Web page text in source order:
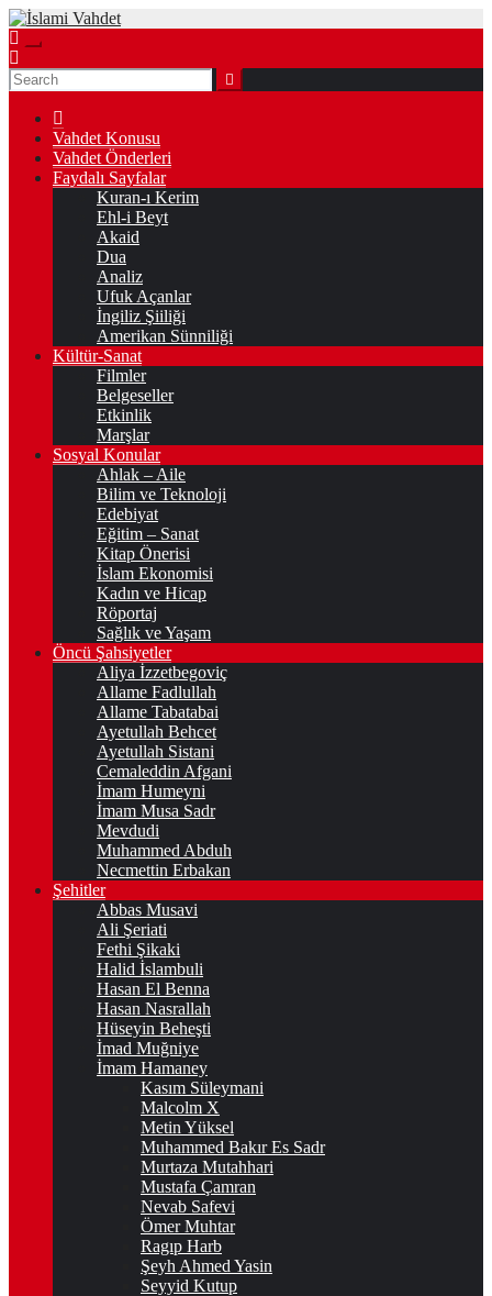
Skip
to
content
Vahdet Konusu
Vahdet Önderleri
Faydalı Sayfalar
Kuran-ı Kerim
Ehl-i Beyt
Akaid
Dua
Analiz
Ufuk Açanlar
İngiliz Şiiliği
Amerikan Sünniliği
Kültür-Sanat
Filmler
Belgeseller
Etkinlik
Marşlar
Sosyal Konular
Ahlak – Aile
Bilim ve Teknoloji
Edebiyat
Eğitim – Sanat
Kitap Önerisi
İslam Ekonomisi
Kadın ve Hicap
Röportaj
Sağlık ve Yaşam
Öncü Şahsiyetler
Aliya İzzetbegoviç
Allame Fadlullah
Allame Tabatabai
Ayetullah Behcet
Ayetullah Sistani
Cemaleddin Afgani
İmam Humeyni
İmam Musa Sadr
Mevdudi
Muhammed Abduh
Necmettin Erbakan
Şehitler
Abbas Musavi
Ali Şeriati
Fethi Şikaki
Halid İslambuli
Hasan El Benna
Hasan Nasrallah
Hüseyin Beheşti
İmad Muğniye
İmam Hamaney
Kasım Süleymani
Malcolm X
Metin Yüksel
Muhammed Bakır Es Sadr
Murtaza Mutahhari
Mustafa Çamran
Nevab Safevi
Ömer Muhtar
Ragıp Harb
Şeyh Ahmed Yasin
Seyyid Kutup